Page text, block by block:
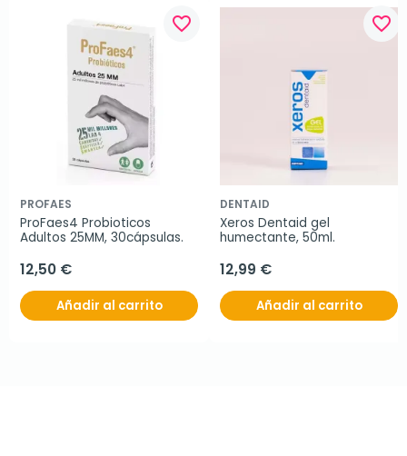
favorite_border
PROFAES
ProFaes4 Probioticos
Adultos 25MM, 30cápsulas.
12,50 €
Añadir al carrito
favorite_border
DENTAID
Xeros Dentaid gel
humectante, 50ml.
12,99 €
Añadir al carrito